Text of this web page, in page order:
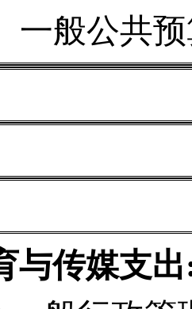
一般公共
与传媒支出